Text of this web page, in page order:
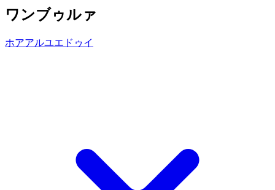
ワンブゥルァ
ホアアルユエドゥイ